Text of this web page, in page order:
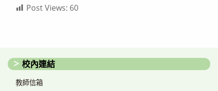
Post Views: 60
校內連結
教師信箱